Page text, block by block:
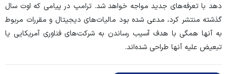
دهد با تعرفه‌های جدید مواجه خواهد شد. ترامپ در پیامی که اوت سال
گذشته منتشر کرد، مدعی شده بود مالیات‌های دیجیتال و مقررات مربوط
به آنها همگی با هدف آسیب رساندن به شرکت‌های فناوری آمریکایی یا
تبعیض علیه آنها طراحی شده‌اند.